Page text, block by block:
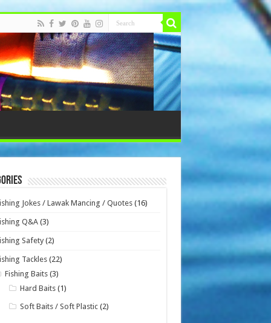
Jokes / Lawak Mancing / Quotes (16)
Q&A (3)
Safety (2)
Tackles (22)
Fishing Baits (3)
Hard Baits (1)
Soft Baits / Soft Plastic (2)